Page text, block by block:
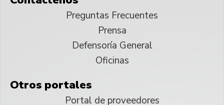
Preguntas Frecuentes
Prensa
Defensoría General
Oficinas
Otros portales
Portal de proveedores